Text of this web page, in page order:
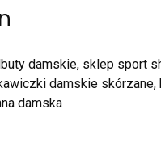
damskie, sklep sport
damskie skórzane,
damska